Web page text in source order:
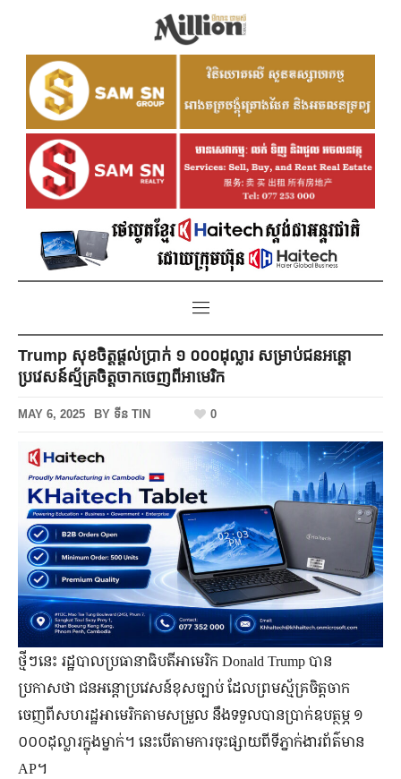
Trump សុខចិត្តផ្ដល់ប្រាក់ ១ ០០០ដុល្លារ សម្រាប់ជនអន្តោ
ប្រវេសន៍ស្ម័គ្រចិត្តចាកចេញពីអាមេរិក
MAY 6, 2025 BY ទីន TIN 0
ថ្មីៗនេះ រដ្ឋបាលប្រធានាធិបតីអាមេរិក Donald Trump បាន
ប្រកាសថា ជនអន្តោប្រវេសន៍ខុសច្បាប់ ដែលព្រមស្ម័គ្រចិត្តចាក
ចេញពីសហរដ្ឋអាមេរិកតាមសម្រួល នឹងទទួលបានប្រាក់ឧបត្ថម្ភ ១
០០០ដុល្លារក្នុងម្នាក់។ នេះបើតាមការចុះផ្សាយពីទីភ្នាក់ងារព័ត៌មាន
AP។